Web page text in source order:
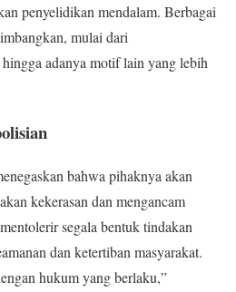
penyelidikan mendalam. Berbagai
mulai dari
hingga adanya motif lain yang lebih
bahwa pihaknya akan
kekerasan dan mengancam
segala bentuk tindakan
dan ketertiban masyarakat.
hukum yang berlaku,”